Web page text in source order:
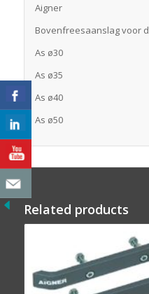
Aigner
Bovenfreesaanslag voor
As ø30
As ø35
As ø40
As ø50
Related products